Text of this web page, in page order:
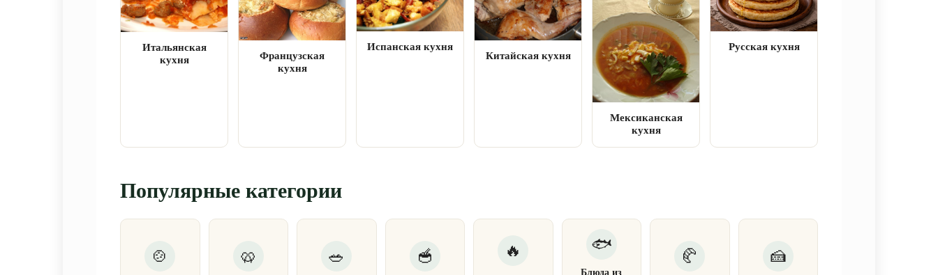
Итальянская
кухня
Французская
кухня
Испанская кухня
Китайская кухня
Мексиканская
кухня
Русская кухня
Популярные категории
Блюда из